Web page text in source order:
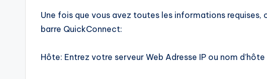
Une fois que vous avez toutes les informations requises,
barre QuickConnect:
Hôte: Entrez votre serveur Web Adresse IP ou nom d’hôte